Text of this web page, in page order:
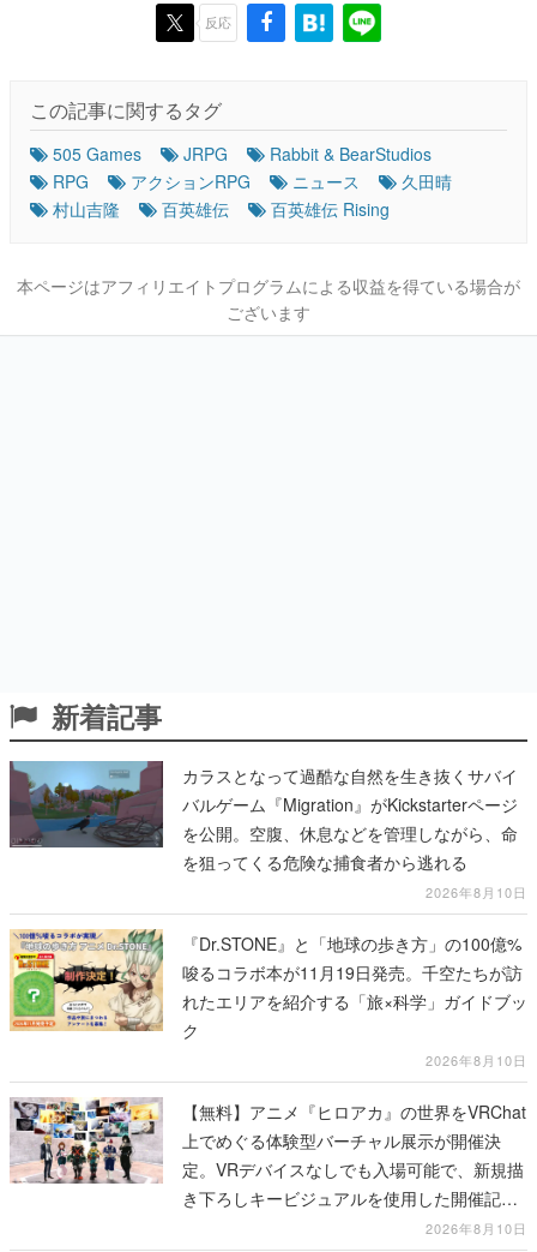
反応
この記事に関するタグ
505 Games JRPG
Rabbit & BearStudios
RPG
アクションRPG ニュース
久田晴
村山吉隆
百英雄伝 百英雄伝 Rising
本ページはアフィリエイトプログラムによる収益を得ている場合が
ございます
新着記事
カラスとなって過酷な自然を生き抜くサバイ
バルゲーム『Migration』がKickstarterページ
を公開。空腹、休息などを管理しながら、命
を狙ってくる危険な捕食者から逃れる
2026年8月10日
『Dr.STONE』と「地球の歩き方」の100億%
唆るコラボ本が11月19日発売。千空たちが訪
れたエリアを紹介する「旅×科学」ガイドブッ
ク
2026年8月10日
【無料】アニメ『ヒロアカ』の世界をVRChat
上でめぐる体験型バーチャル展示が開催決
定。VRデバイスなしでも入場可能で、新規描
き下ろしキービジュアルを使用した開催記念
2026年8月10日